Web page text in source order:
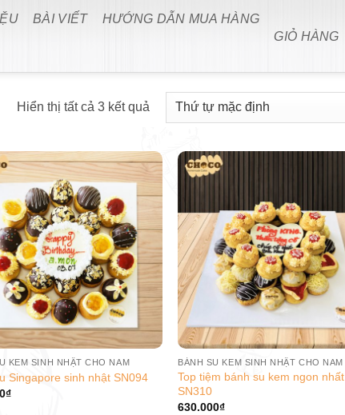
BÀI VIẾT
HƯỚNG DẪN MUA HÀNG
GIỎ HÀNG
Hiển thị tất cả 3 kết quả
KEM SINH NHẬT CHO NAM
Singapore sinh nhật SN094
₫
BÁNH SU KEM SINH NHẬT CHO NAM
Top tiệm bánh su kem ngon nhất
SN310
630.000₫